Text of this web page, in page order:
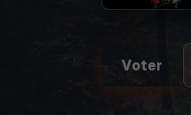
Voter